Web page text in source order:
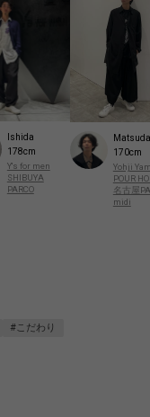
Ishida
178cm
Y's for men
SHIBUYA
PARCO
Matsuda
170cm
Yohji
POUR
名古屋
midi
#こだわり